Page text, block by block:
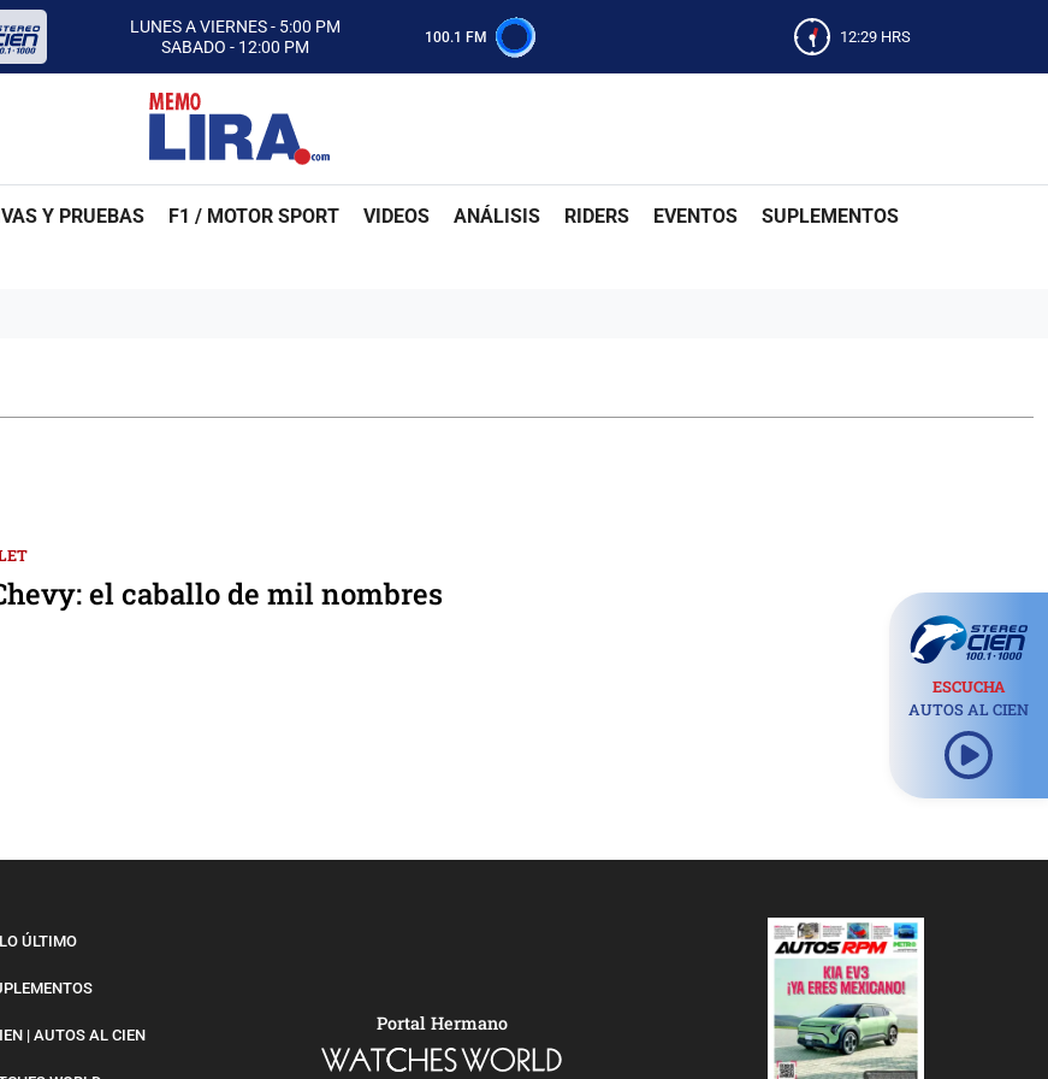
LUNES A VIERNES - 5:00 PM
SABADO - 12:00 PM
ESCUCHA AUTOS AL CIEN
CON MEMO LIRA Y SU EQUIPO
LUNES A VIERNES - 5:00 PM
SABADO - 12:00 PM
100.1 FM 12:29 HRS
Y PRUEBAS F1 / MOTOR SPORT VIDEOS ANÁLISIS RIDERS EVENTOS SUPLEMENTOS
el caballo de mil nombres
ESCUCHA
AUTOS AL CIEN
LO ÚLTIMO
| AUTOS AL CIEN
Portal Hermano